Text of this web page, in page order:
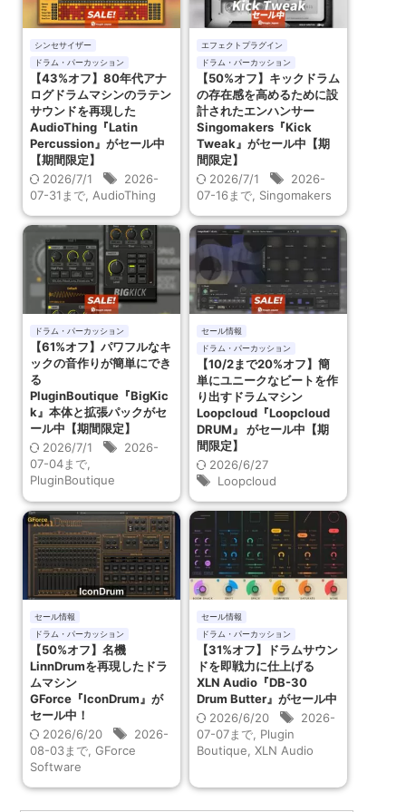
シンセサイザー
ドラム・パーカッション
【43%オフ】80年代アナ
ログドラムマシンのラテン
サウンドを再現した
AudioThing『Latin
Percussion』がセール中
【期間限定】
2026/7/1
2026-
07-31まで AudioThing
エフェクトプラグイン
ドラム・パーカッション
【50%オフ】キックドラム
の存在感を高めるために設
計されたエンハンサー
Singomakers『Kick
Tweak』がセール中【期
間限定】
2026/7/1
2026-
07-16まで Singomakers
ドラム・パーカッション
【61%オフ】パワフルなキ
ックの音作りが簡単にでき
る
PluginBoutique『BigKic
k』本体と拡張パックがセ
ール中【期間限定】
2026/7/1
2026-
07-04まで
PluginBoutique
セール情報
ドラム・パーカッション
【10/2まで20%オフ】簡
単にユニークなビートを作
り出すドラムマシン
Loopcloud『Loopcloud
DRUM』 がセール中【期
間限定】
2026/6/27
Loopcloud
セール情報
ドラム・パーカッション
【50%オフ】名機
LinnDrumを再現したドラ
ムマシン
GForce『IconDrum』が
セール中！
2026/6/20
2026-
08-03まで GForce
Software
セール情報
ドラム・パーカッション
【31%オフ】ドラムサウン
ドを即戦力に仕上げる
XLN Audio『DB-30
Drum Butter』がセール中
2026/6/20
2026-
07-07まで Plugin
Boutique XLN Audio